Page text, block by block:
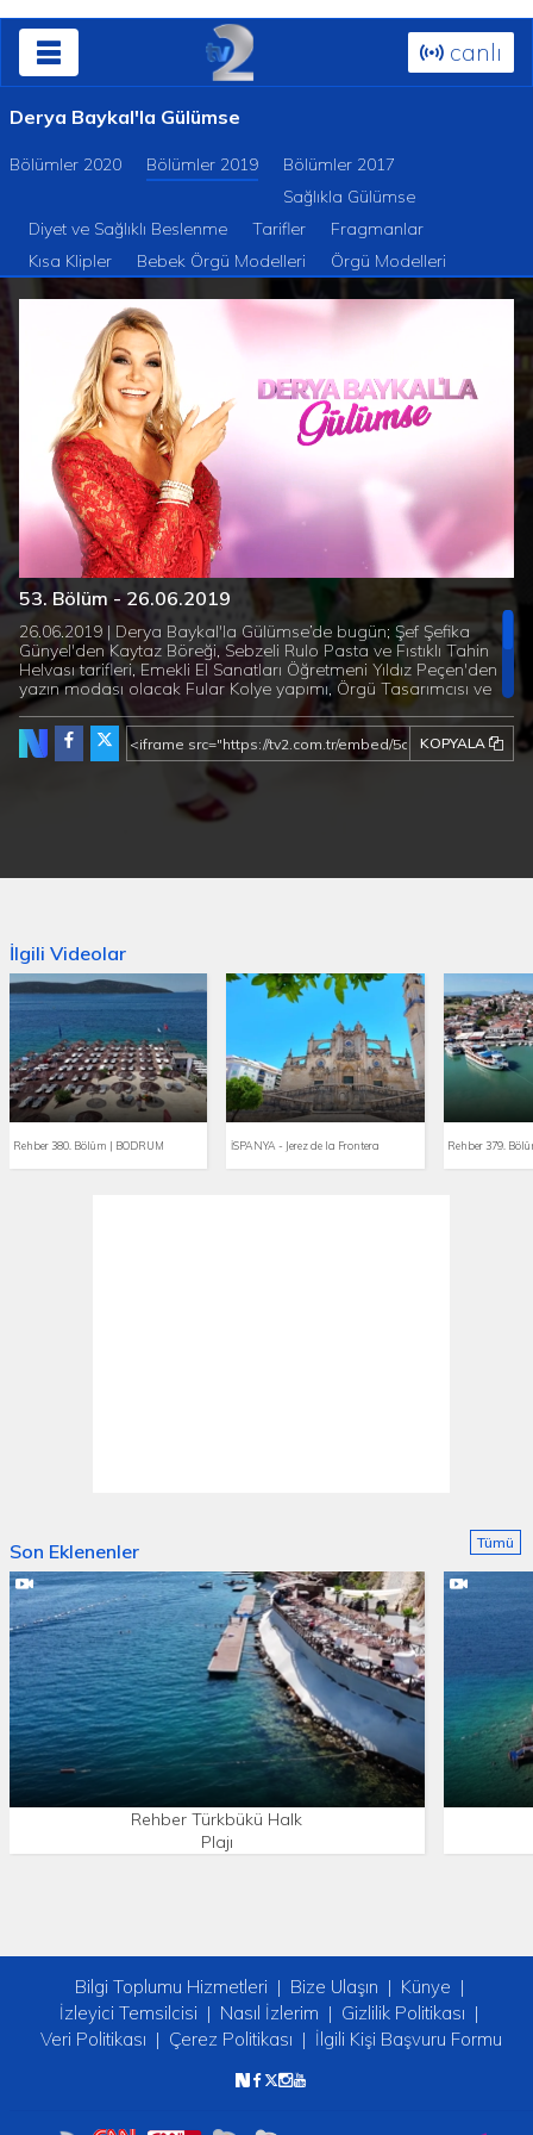
canlı
Derya Baykal'la Gülümse
Bölümler 2020 Bölümler 2019
Bölümler 2017
Sağlıkla Gülümse
Diyet ve Sağlıklı Beslenme
Tarifler
Fragmanlar
Kısa Klipler
Bebek Örgü Modelleri Örgü Modelleri
Süre / Toplam
Süre
53. Bölüm - 26.06.2019
26.06.2019 | Derya Baykal'la Gülümse’de bugün; Şef Şefika
Günyel'den Kaytaz Böreği, Sebzeli Rulo Pasta ve Fıstıklı Tahin
Helvası tarifleri, Emekli El Sanatları Öğretmeni Yıldız Peçen'den
yazın modası olacak Fular Kolye yapımı, Örgü Tasarımcısı ve
Eğitmeni Mariya Gergi'den Şeffaf Çanta ve Rafya İpten Samba
Çanta yapımı, Dermatolog Dr. Şenay Sarıtaş'tan saç
dökülmesinin sebepleri ve tedavi yöntemleri, Rehber Eğitmen
Ufuk Tezemir'den bağımlılıklar ve mücadele etme yöntemlerini
KOPYALA
İlgili Videolar
Rehber 380. Bölüm | BODRUM İSPANYA - Jerez de la Frontera Rehber 379.
Son Eklenenler
Rehber Türkbükü Halk
Plajı
Tümü
Bilgi Toplumu Hizmetleri Bize Ulaşın
Künye
İzleyici Temsilcisi
Nasıl İzlerim
Gizlilik Politikası
Veri Politikası
Çerez Politikası İlgili Kişi Başvuru Formu